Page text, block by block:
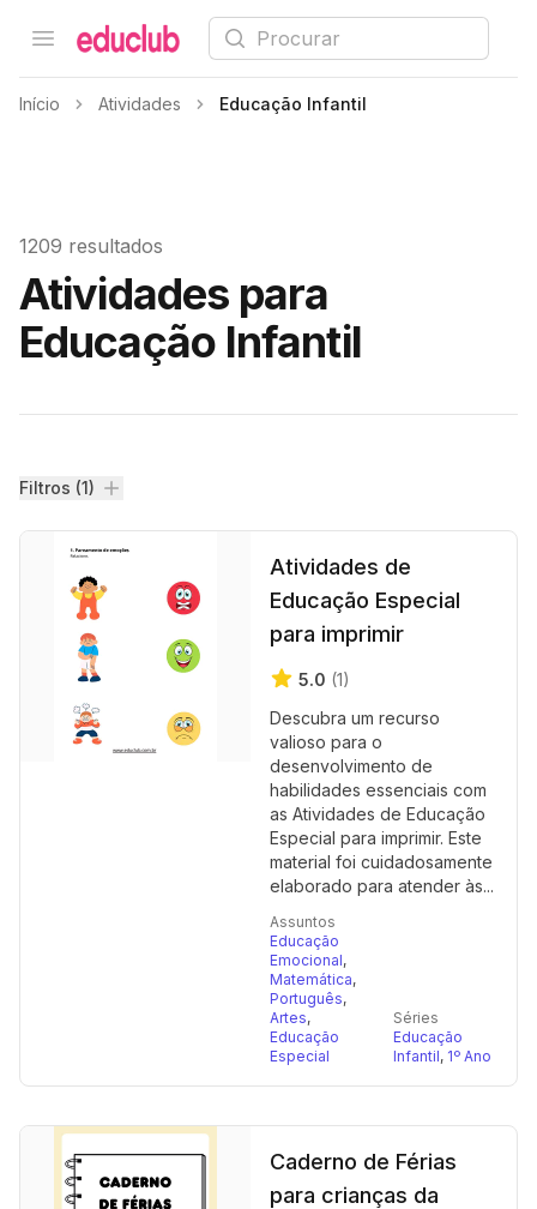
Open menu
Educlub Procurar
Início Atividades Educação Infantil
1209 resultados
Atividades para
Educação Infantil
Filtros
Filtros (1)
Atividades de
Educação Especial
para imprimir
5.0 (1)
Descubra um recurso
valioso para o
desenvolvimento de
habilidades essenciais com
as Atividades de Educação
Especial para imprimir. Este
material foi cuidadosamente
elaborado para atender às...
Assuntos
Educação
Emocional,
Matemática,
Português,
Artes,
Educação
Especial
Séries
Educação
Infantil, 1º Ano
Caderno de Férias
para crianças da